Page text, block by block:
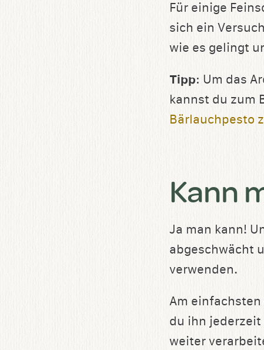
Für einige
sich ein
wie es gelingt
Tipp: Um das
kannst du zum
Bärlauchpesto
Kann
Ja man kann!
abgeschwächt
verwenden.
Am einfachsten
du ihn
weiter